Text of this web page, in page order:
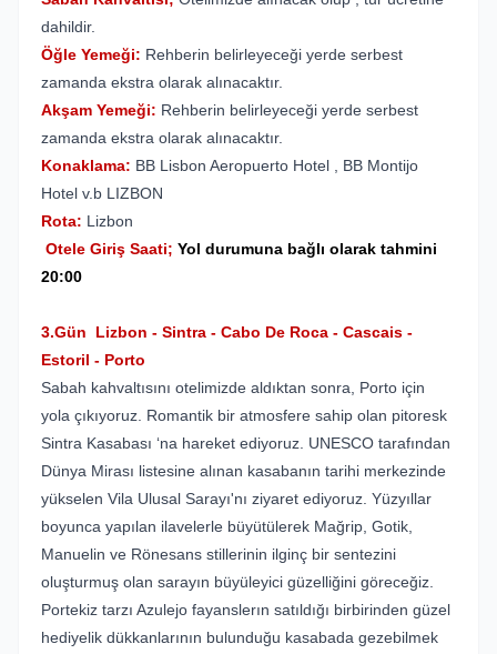
dahildir.
Öğle Yemeği: Rehberin belirleyeceği yerde serbest
zamanda ekstra olarak alınacaktır.
Akşam Yemeği: Rehberin belirleyeceği yerde serbest
zamanda ekstra olarak alınacaktır.
Konaklama: BB Lisbon Aeropuerto Hotel , BB Montijo
Hotel v.b LIZBON
Rota: Lizbon
Otele Giriş Saati; Yol durumuna bağlı olarak tahmini
20:00
3.Gün Lizbon - Sintra - Cabo De Roca - Cascais -
Estoril - Porto
Sabah kahvaltısını otelimizde aldıktan sonra, Porto için
yola çıkıyoruz. Romantik bir atmosfere sahip olan pitoresk
Sintra Kasabası ‘na hareket ediyoruz. UNESCO tarafından
Dünya Mirası listesine alınan kasabanın tarihi merkezinde
yükselen Vila Ulusal Sarayı'nı ziyaret ediyoruz. Yüzyıllar
boyunca yapılan ilavelerle büyütülerek Mağrip, Gotik,
Manuelin ve Rönesans stillerinin ilginç bir sentezini
oluşturmuş olan sarayın büyüleyici güzelliğini göreceğiz.
Portekiz tarzı Azulejo fayanslerın satıldığı birbirinden güzel
hediyelik dükkanlarının bulunduğu kasabada gezebilmek